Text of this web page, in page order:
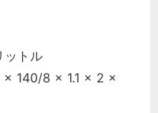
ットル
× 140/8 × 1.1 × 2 ×